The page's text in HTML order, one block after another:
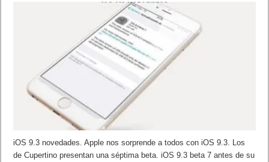
iOS 9.3 novedades. Apple nos sorprende a todos con iOS 9.3. Los
de Cupertino presentan una séptima beta. iOS 9.3 beta 7 antes de su